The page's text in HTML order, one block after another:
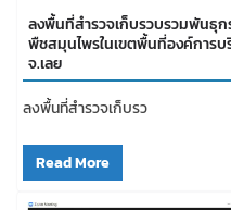
ลงพื้นที่สำรวจเก็บรวบรวมพันธุ
พืชสมุนไพรในเขตพื้นที่องค์การ
จ.เลย
ลงพื้นที่สำรวจเก็บรว
Read More